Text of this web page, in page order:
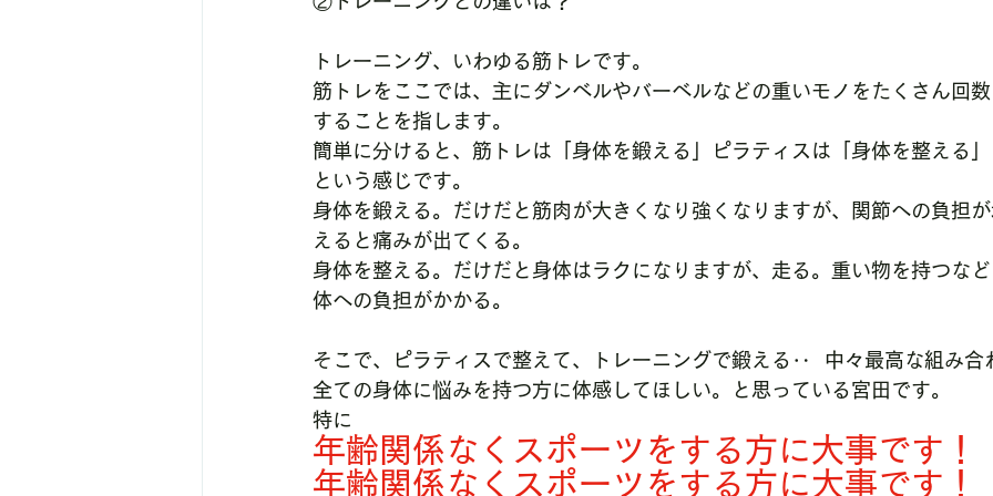
トレーニング、いわゆる筋トレです。
筋トレをここでは、主にダンベルやバーベルなどの重いモノをたくさん回
することを指します。
簡単に分けると、筋トレは「身体を鍛える」ピラティスは「身体を整える」
という感じです。
身体を鍛える。だけだと筋肉が大きくなり強くなりますが、関節への負担
えると痛みが出てくる。
身体を整える。だけだと身体はラクになりますが、走る。重い物を持つな
体への負担がかかる。
そこで、ピラティスで整えて、トレーニングで鍛える‥  中々最高な組み
全ての身体に悩みを持つ方に体感してほしい。と思っている宮田です。
特に
年齢関係なくスポーツをする方に大事です
年齢関係なくスポーツをする方に大事です！